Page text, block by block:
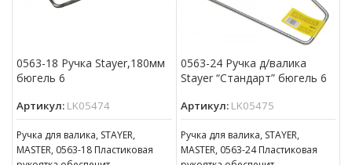
0563-18 Ручка Stayer,180мм
бюгель 6
Артикул: LK05474
Ручка для валика, STAYER,
MASTER, 0563-18 Пластиковая
0563-24 Ручка д/валика
Stayer “Стандарт” бюгель 6
Артикул: LK05475
Ручка для валика, STAYER,
MASTER, 0563-24 Пластиковая